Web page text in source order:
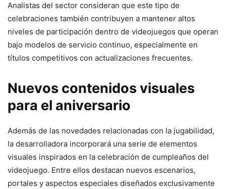
Analistas del sector consideran que este tipo de
celebraciones también contribuyen a mantener altos
niveles de participación dentro de videojuegos que operan
bajo modelos de servicio continuo, especialmente en
títulos competitivos con actualizaciones frecuentes.
Nuevos contenidos visuales
para el aniversario
Además de las novedades relacionadas con la jugabilidad,
la desarrolladora incorporará una serie de elementos
visuales inspirados en la celebración de cumpleaños del
videojuego. Entre ellos destacan nuevos escenarios,
portales y aspectos especiales diseñados exclusivamente